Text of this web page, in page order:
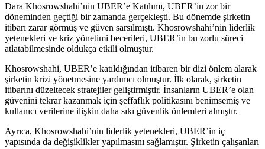
Dara Khosrowshahi’nin UBER’e Katılımı, UBER’in zor bir
döneminden geçtiği bir zamanda gerçekleşti. Bu dönemde şirketin
itibarı zarar görmüş ve güven sarsılmıştı. Khosrowshahi’nin liderlik
yetenekleri ve kriz yönetimi becerileri, UBER’in bu zorlu süreci
atlatabilmesinde oldukça etkili olmuştur.
Khosrowshahi, UBER’e katıldığından itibaren bir dizi önlem alarak
şirketin krizi yönetmesine yardımcı olmuştur. İlk olarak, şirketin
itibarını düzeltecek stratejiler geliştirmiştir. İnsanların UBER’e olan
güvenini tekrar kazanmak için şeffaflık politikasını benimsemiş ve
kullanıcı verilerine ilişkin daha sıkı güvenlik önlemleri almıştır.
Ayrıca, Khosrowshahi’nin liderlik yetenekleri, UBER’in iç
yapısında da değişiklikler yapılmasını sağlamıştır. Şirketin çalışanları